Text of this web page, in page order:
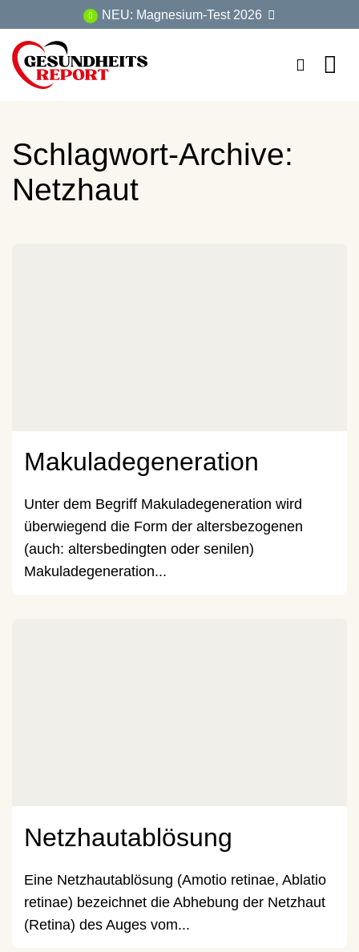
Inhalt
springen
NEU: Magnesium-Test 2026
Schlagwort-Archive:
Netzhaut
Makuladegeneration
Unter dem Begriff Makuladegeneration wird
überwiegend die Form der altersbezogenen
(auch: altersbedingten oder senilen)
Makuladegeneration...
Netzhautablösung
Eine Netzhautablösung (Amotio retinae, Ablatio
retinae) bezeichnet die Abhebung der Netzhaut
(Retina) des Auges vom...